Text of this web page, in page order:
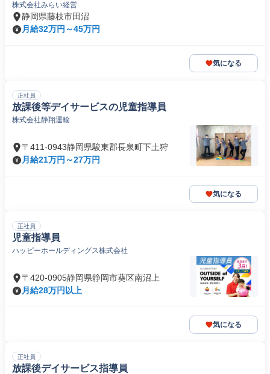
株式会社みらい経営
静岡県藤枝市田沼
月給32万円～45万円
気になる
正社員
放課後等デイサービスの児童指導員
株式会社静翔運輸
〒411-0943静岡県駿東郡長泉町下土狩
月給21万円～27万円
気になる
正社員
児童指導員
ハッピーホールディングス株式会社
〒420-0905静岡県静岡市葵区南沼上
月給28万円以上
気になる
正社員
放課後デイサービス指導員